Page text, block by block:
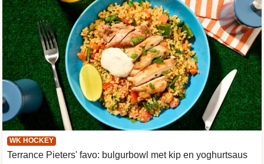
WK HOCKEY
Terrance Pieters' favo: bulgurbowl met kip en yoghurtsaus